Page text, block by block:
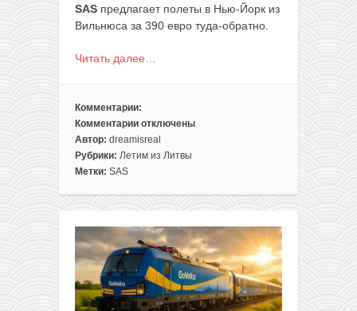
SAS предлагает полеты в Нью-Йорк из
Вильнюса за 390 евро туда-обратно.
Читать далее…
Комментарии:
Комментарии
к
записи
Из
в
Йорк
за
390€
туда-
обратно
отключены
Автор: dreamisreal
Рубрики: Летим из Литвы
Метки: SAS